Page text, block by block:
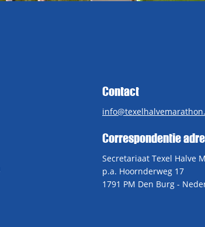
Contact
Correspondentie
Secretariaat Texel Halve
p.a. Hoornderweg 17
1791 PM Den Burg -